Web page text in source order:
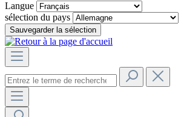
Langue
sélection du pays
Sauvegarder la sélection